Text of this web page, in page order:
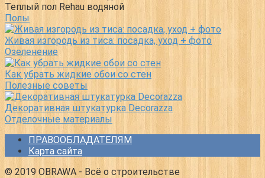
Теплый пол Rehau водяной
Полы
Живая изгородь из тиса: посадка, уход + фото
Озеленение
Как убрать жидкие обои со стен
Полезные советы
Декоративная штукатурка Decorazza
Отделочные материалы
ПРАВООБЛАДАТЕЛЯМ
Карта сайта
© 2019 OBRAWA - Всё о строительстве